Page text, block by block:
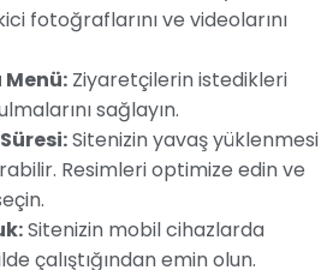
fotoğraflarını ve videolarını
Menü: Ziyaretçilerin istedikleri
sağlayın.
Sitenizin yavaş yüklenmesi
Resimleri optimize edin ve
Sitenizin mobil cihazlarda
çalıştığından emin olun.